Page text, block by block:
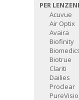
PER
Acuvue
Air Optix
Avaira
Biofinity
Biotrue
Clariti
Dailies
Proclear